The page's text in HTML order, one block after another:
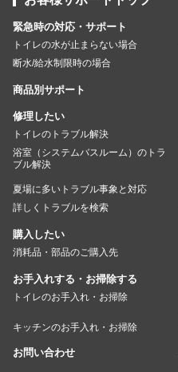
緊急時の対応・サポート
トイレの水が止まらない場合
断水/給水制限時の場合
商品別サポート
修理したい
トイレのトラブル解決
浴室（システムバスルーム）のトラ
ブル解決
夏場に多いトラブル事象と対応
詳しくトラブルを検索
購入したい
消耗品・部品のご購入先
お手入れする・お掃除する
トイレのお手入れ・お掃除
キッチンのお手入れ・お掃除
お問い合わせ